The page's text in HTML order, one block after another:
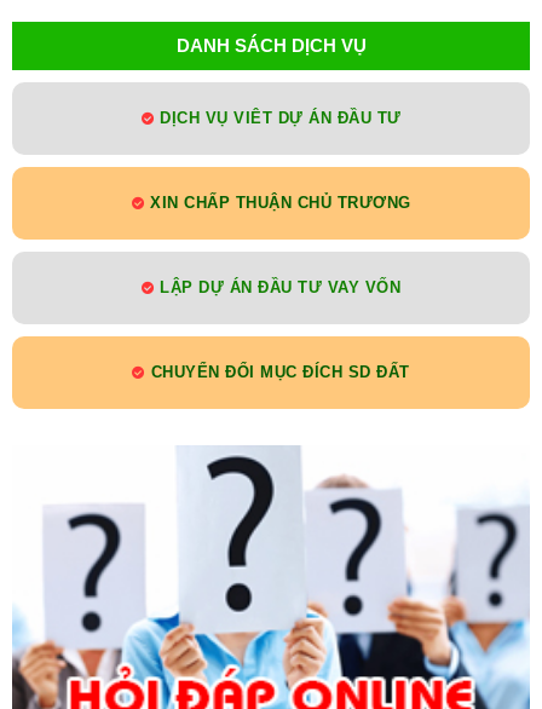
DANH SÁCH DỊCH VỤ
DỊCH VỤ VIÊT DỰ ÁN ĐẦU TƯ
XIN CHẤP THUẬN CHỦ TRƯƠNG
LẬP DỰ ÁN ĐẦU TƯ VAY VỐN
CHUYỂN ĐỔI MỤC ĐÍCH SD ĐẤT